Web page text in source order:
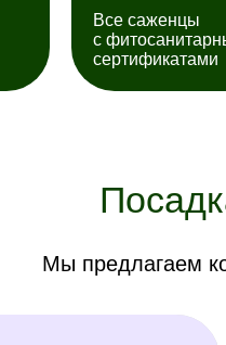
Все саженцы
с
сертификатами
Мы предлагаем